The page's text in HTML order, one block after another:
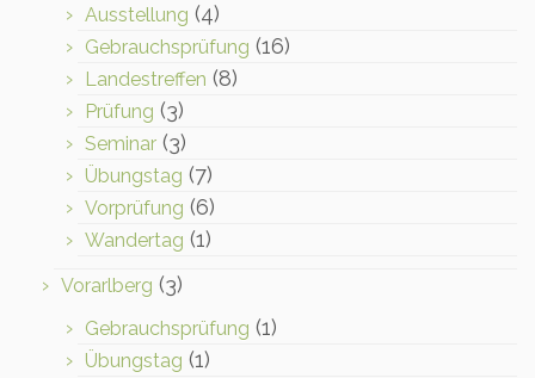
Ausstellung (4)
Gebrauchsprüfung (16)
Landestreffen (8)
Prüfung (3)
Seminar (3)
Übungstag (7)
Vorprüfung (6)
Wandertag (1)
Vorarlberg (3)
Gebrauchsprüfung (1)
Übungstag (1)